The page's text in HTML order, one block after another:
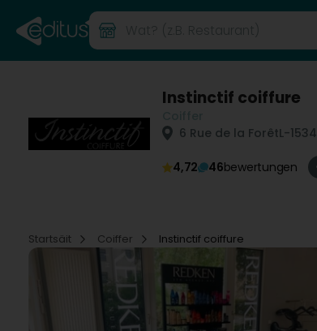
Instinctif coiffure
6 Rue de la ForêtL-1534
4,72 46bewertungen
Startsäit
Coiffer Instinctif coiffure